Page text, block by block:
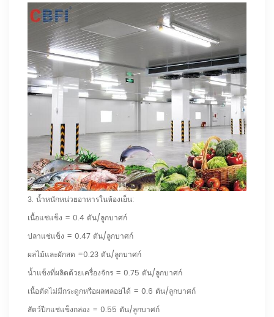
3. น้ำหนักหน่วยอาหารในห้องเย็น:
เนื้อแช่แข็ง = 0.4 ตัน/ลูกบาศก์
ปลาแช่แข็ง = 0.47 ตัน/ลูกบาศก์
ผลไม้และผักสด =0.23 ตัน/ลูกบาศก์
น้ำแข็งที่ผลิตด้วยเครื่องจักร = 0.75 ตัน/ลูกบาศก์
เนื้อตัดไม่มีกระดูกหรือผลพลอยได้ = 0.6 ตัน/ลูกบาศก์
สัตว์ปีกแช่แข็งกล่อง = 0.55 ตัน/ลูกบาศก์